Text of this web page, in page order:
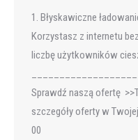
1. Błyskawiczne
Korzystasz z internetu
liczbę użytkowników
Sprawdź naszą ofertę
szczegóły oferty w
00